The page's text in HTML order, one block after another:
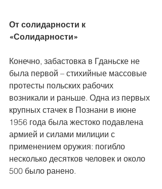
От солидарности к
«Солидарности»
Конечно, забастовка в Гданьске не
была первой – стихийные массовые
протесты польских рабочих
возникали и раньше. Одна из первых
крупных стачек в Познани в июне
1956 года была жестоко подавлена
армией и силами милиции с
применением оружия: погибло
несколько десятков человек и около
500 было ранено.